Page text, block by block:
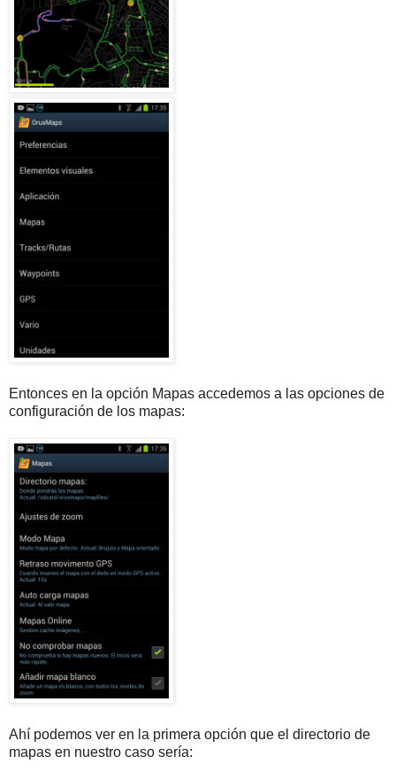
Entonces en la opción Mapas accedemos a las opciones de
configuración de los mapas:
Ahí podemos ver en la primera opción que el directorio de
mapas en nuestro caso sería: